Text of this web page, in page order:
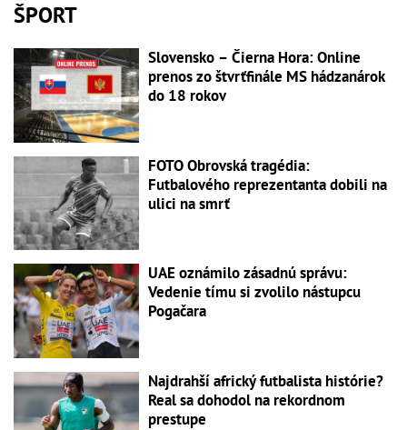
ŠPORT
Slovensko – Čierna Hora: Online
prenos zo štvrťfinále MS hádzanárok
do 18 rokov
FOTO Obrovská tragédia:
Futbalového reprezentanta dobili na
ulici na smrť
UAE oznámilo zásadnú správu:
Vedenie tímu si zvolilo nástupcu
Pogačara
Najdrahší africký futbalista histórie?
Real sa dohodol na rekordnom
prestupe